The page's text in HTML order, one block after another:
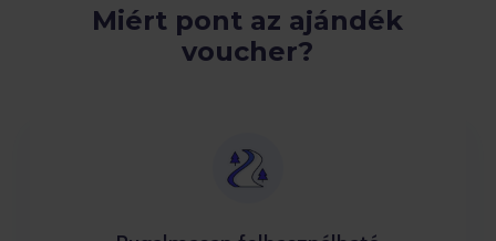
Miért pont az ajándék
voucher?